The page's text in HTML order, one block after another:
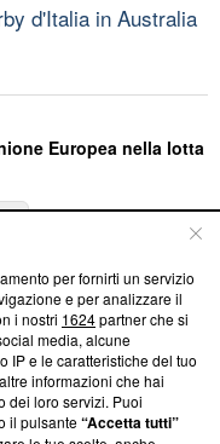
d'Italia in Australia
Europea nella lotta
su Blasting
come ci impegniamo a
nostra aderenza a
News non è
richiesto di farne
una verifica di
per fornirti un servizio
e per analizzare il
i nostri 1624partner che si
media, alcune
IP e le caratteristiche del tuo
informazioni che hai
dei loro servizi. Puoi
il pulsante“Accetta tutti”